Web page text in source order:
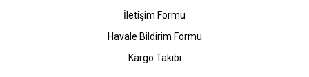
İletişim Formu
Havale Bildirim Formu
Kargo Takibi